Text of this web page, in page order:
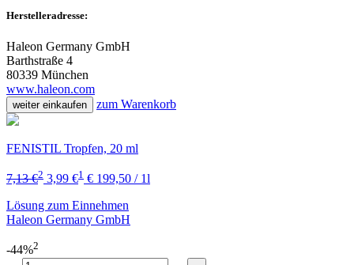
Herstelleradresse:
Haleon Germany GmbH
Barthstraße 4
80339 München
www.haleon.com
weiter einkaufen zum Warenkorb
FENISTIL Tropfen, 20 ml
7,13 €2 3,99 €1 € 199,50 / 1l
Lösung zum Einnehmen
Haleon Germany GmbH
-44%2